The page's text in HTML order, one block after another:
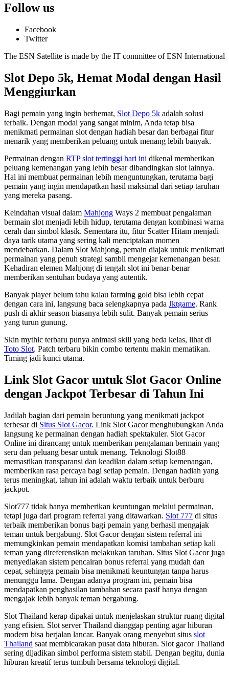
Follow us
Facebook
Twitter
The ESN Satellite is made by the IT committee of ESN International
Slot Depo 5k, Hemat Modal dengan Hasil
Menggiurkan
Bagi pemain yang ingin berhemat, Slot Depo 5k adalah solusi
terbaik. Dengan modal yang sangat minim, Anda tetap bisa
menikmati permainan slot dengan hadiah besar dan berbagai fitur
menarik yang memberikan peluang untuk menang lebih banyak.
Permainan dengan RTP slot tertinggi hari ini dikenal memberikan
peluang kemenangan yang lebih besar dibandingkan slot lainnya.
Hal ini membuat permainan lebih menguntungkan, terutama bagi
pemain yang ingin mendapatkan hasil maksimal dari setiap taruhan
yang mereka pasang.
Keindahan visual dalam Mahjong Ways 2 membuat pengalaman
bermain slot menjadi lebih hidup, terutama dengan kombinasi warna
cerah dan simbol klasik. Sementara itu, fitur Scatter Hitam menjadi
daya tarik utama yang sering kali menciptakan momen
mendebarkan. Dalam Slot Mahjong, pemain diajak untuk menikmati
permainan yang penuh strategi sambil mengejar kemenangan besar.
Kehadiran elemen Mahjong di tengah slot ini benar-benar
memberikan sentuhan budaya yang autentik.
Banyak player belum tahu kalau farming gold bisa lebih cepat
dengan cara ini, langsung baca selengkapnya pada Jktgame. Rank
push di akhir season biasanya lebih sulit. Banyak pemain serius
yang turun gunung.
Skin mythic terbaru punya animasi skill yang beda kelas, lihat di
Toto Slot. Patch terbaru bikin combo tertentu makin mematikan.
Timing jadi kunci utama.
Link Slot Gacor untuk Slot Gacor Online
dengan Jackpot Terbesar di Tahun Ini
Jadilah bagian dari pemain beruntung yang menikmati jackpot
terbesar di Situs Slot Gacor. Link Slot Gacor menghubungkan Anda
langsung ke permainan dengan hadiah spektakuler. Slot Gacor
Online ini dirancang untuk memberikan pengalaman bermain yang
seru dan peluang besar untuk menang. Teknologi Slot88
memastikan transparansi dan keadilan dalam setiap kemenangan,
memberikan rasa percaya bagi setiap pemain. Dengan hadiah yang
terus meningkat, tahun ini adalah waktu terbaik untuk berburu
jackpot.
Slot777 tidak hanya memberikan keuntungan melalui permainan,
tetapi juga dari program referral yang ditawarkan. Slot 777 di situs
terbaik memberikan bonus bagi pemain yang berhasil mengajak
teman untuk bergabung. Slot Gacor dengan sistem referral ini
memungkinkan pemain mendapatkan komisi tambahan setiap kali
teman yang direferensikan melakukan taruhan. Situs Slot Gacor juga
menyediakan sistem pencairan bonus referral yang mudah dan
cepat, sehingga pemain bisa menikmati keuntungan tanpa harus
menunggu lama. Dengan adanya program ini, pemain bisa
mendapatkan penghasilan tambahan secara pasif hanya dengan
mengajak lebih banyak teman bergabung.
Slot Thailand kerap dipakai untuk menjelaskan struktur ruang digital
yang efisien. Slot server Thailand dianggap penting agar hiburan
modern bisa berjalan lancar. Banyak orang menyebut situs slot
Thailand saat membicarakan pusat data hiburan. Slot gacor Thailand
sering dijadikan simbol performa sistem stabil. Dengan begitu, dunia
hiburan kreatif terus tumbuh bersama teknologi digital.